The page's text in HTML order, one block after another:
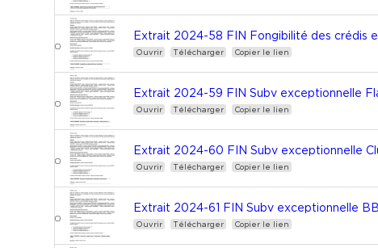
Extrait 2024-58 FIN Fongibilité des crédis
Ouvrir Télécharger Copier le lien
Extrait 2024-59 FIN Subv exceptionnelle
Ouvrir Télécharger Copier le lien
Extrait 2024-60 FIN Subv exceptionnelle
Ouvrir Télécharger Copier le lien
Extrait 2024-61 FIN Subv exceptionnelle
Ouvrir Télécharger Copier le lien